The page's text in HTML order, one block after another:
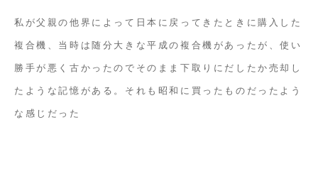
る
リ
私が父親の他界によって日本に戻ってきたときに購入した
複合機、当時は随分大きな平成の複合機があったが、使い
勝手が悪く古かったのでそのまま下取りにだしたか売却し
たような記憶がある。それも昭和に買ったものだったよう
な感じだった